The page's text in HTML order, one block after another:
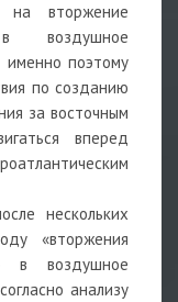
вторжение
в воздушное
именно поэтому
по созданию
за восточным
вперед
нескольких
«вторжения
в воздушное
анализу